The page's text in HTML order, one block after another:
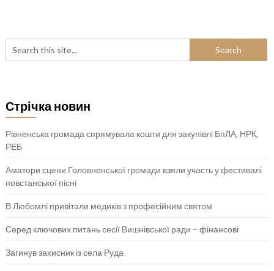
Стрічка новин
Рівненська громада спрямувала кошти для закупівлі БпЛА, НРК,
РЕБ
Аматори сцени Головненської громади взяли участь у фестивалі
повстанської пісні
В Любомлі привітали медиків з професійним святом
Серед ключових питань сесії Вишнівської ради – фінансові
Загинув захисник із села Руда